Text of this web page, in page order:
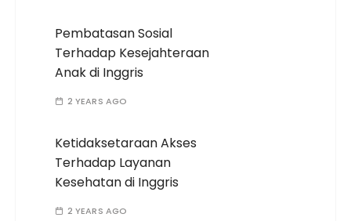
Pembatasan Sosial
Terhadap Kesejahteraan
Anak di Inggris
2 YEARS AGO
Ketidaksetaraan Akses
Terhadap Layanan
Kesehatan di Inggris
2 YEARS AGO